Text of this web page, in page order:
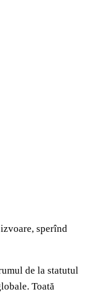
sperînd
de la statutul
Toată